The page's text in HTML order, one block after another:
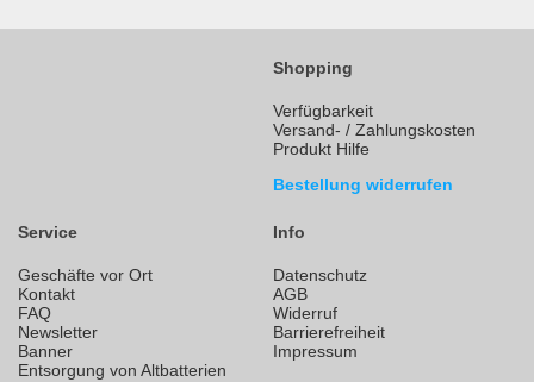
Shopping
Verfügbarkeit
Versand- / Zahlungskosten
Produkt Hilfe
Bestellung widerrufen
Service
Geschäfte vor Ort
Kontakt
FAQ
Newsletter
Banner
Entsorgung von Altbatterien
Info
Datenschutz
AGB
Widerruf
Barrierefreiheit
Impressum